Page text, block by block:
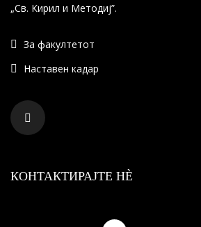
„Св. Кирил и Методиј”.
За факултетот
Наставен кадар
КОНТАКТИРАЈТЕ НÈ